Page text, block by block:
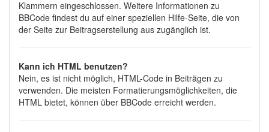
Klammern eingeschlossen. Weitere Informationen zu
BBCode findest du auf einer speziellen Hilfe-Seite, die von
der Seite zur Beitragserstellung aus zugänglich ist.
Kann ich HTML benutzen?
Nein, es ist nicht möglich, HTML-Code in Beiträgen zu
verwenden. Die meisten Formatierungsmöglichkeiten, die
HTML bietet, können über BBCode erreicht werden.